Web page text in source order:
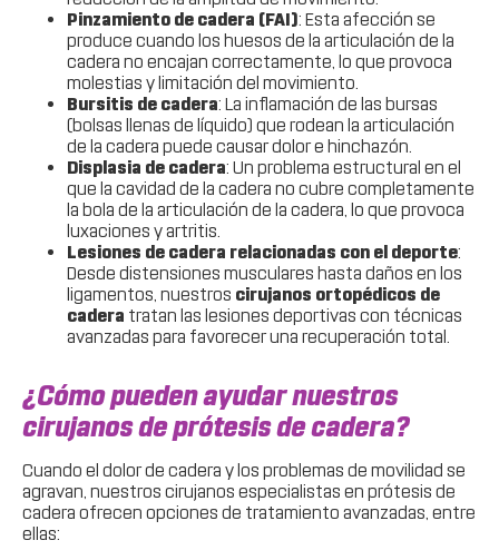
Pinzamiento de cadera (FAI): Esta afección se
produce cuando los huesos de la articulación de la
cadera no encajan correctamente, lo que provoca
molestias y limitación del movimiento.
Bursitis de cadera: La inflamación de las bursas
(bolsas llenas de líquido) que rodean la articulación
de la cadera puede causar dolor e hinchazón.
Displasia de cadera: Un problema estructural en el
que la cavidad de la cadera no cubre completamente
la bola de la articulación de la cadera, lo que provoca
luxaciones y artritis.
Lesiones de cadera relacionadas con el deporte:
Desde distensiones musculares hasta daños en los
ligamentos, nuestros cirujanos ortopédicos de
cadera tratan las lesiones deportivas con técnicas
avanzadas para favorecer una recuperación total.
¿Cómo pueden ayudar nuestros
cirujanos de prótesis de cadera?
Cuando el dolor de cadera y los problemas de movilidad se
agravan, nuestros cirujanos especialistas en prótesis de
cadera ofrecen opciones de tratamiento avanzadas, entre
ellas: